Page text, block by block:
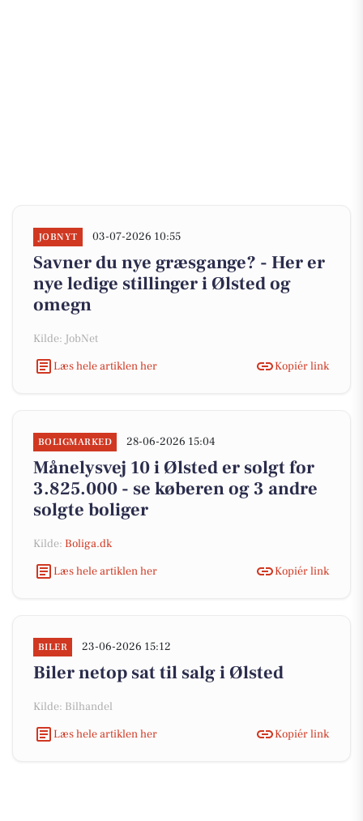
JOBNYT 03-07-2026 10:55
Savner du nye græsgange? - Her er
nye ledige stillinger i Ølsted og
omegn
Kilde: JobNet
Læs hele artiklen her
Kopiér link
BOLIGMARKED 28-06-2026 15:04
Månelysvej 10 i Ølsted er solgt for
3.825.000 - se køberen og 3 andre
solgte boliger
Kilde: Boliga.dk
Læs hele artiklen her
Kopiér link
BILER 23-06-2026 15:12
Biler netop sat til salg i Ølsted
Kilde: Bilhandel
Læs hele artiklen her
Kopiér link